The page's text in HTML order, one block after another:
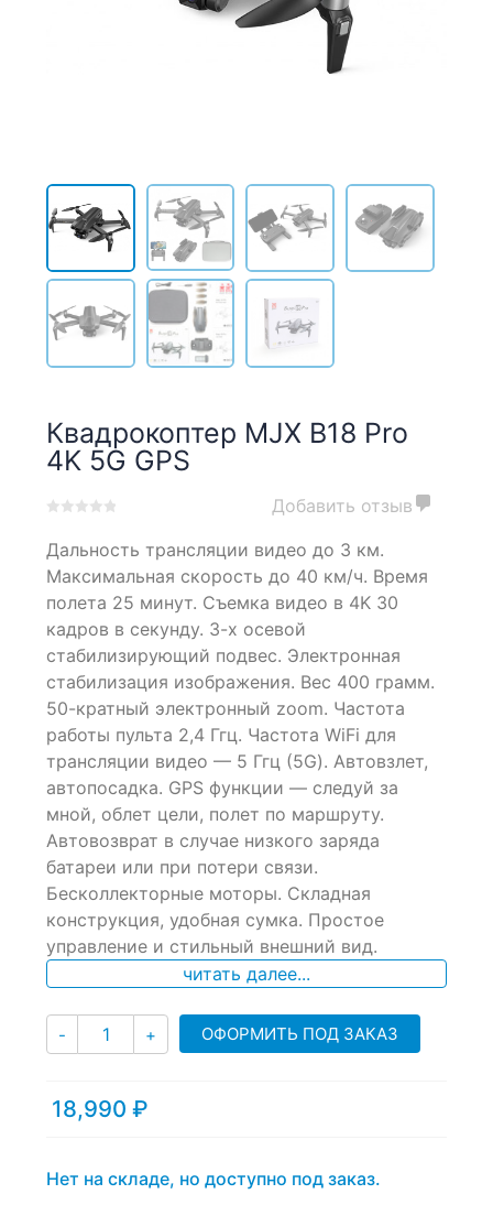
Квадрокоптер MJX B18 Pro
4K 5G GPS
out
of
on
customer
ratings
Добавить отзыв
Дальность трансляции видео до 3 км.
Максимальная скорость до 40 км/ч. Время
полета 25 минут. Съемка видео в 4K 30
кадров в секунду. 3-х осевой
стабилизирующий подвес. Электронная
стабилизация изображения. Вес 400 грамм.
50-кратный электронный zoom. Частота
работы пульта 2,4 Ггц. Частота WiFi для
трансляции видео — 5 Ггц (5G). Автовзлет,
автопосадка. GPS функции — следуй за
мной, облет цели, полет по маршруту.
Автовозврат в случае низкого заряда
батареи или при потери связи.
Бесколлекторные моторы. Складная
конструкция, удобная сумка. Простое
управление и стильный внешний вид.
читать далее...
- Количество
+ ОФОРМИТЬ ПОД ЗАКАЗ
18,990 ₽
Нет на складе, но доступно под заказ.